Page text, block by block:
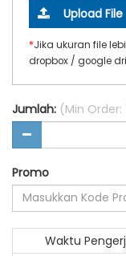
Upload File
*Jika ukuran file
dropbox / google
Jumlah: (Min Order:
Promo
Waktu